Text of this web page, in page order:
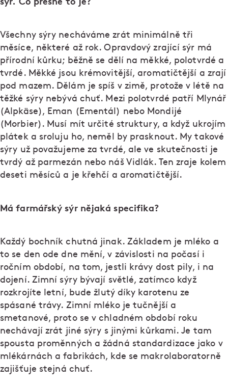
Všechny sýry necháváme zrát minimálně tři
měsíce, některé až rok. Opravdový zrající sýr má
přírodní kůrku; běžně se dělí na měkké, polotvrdé a
tvrdé. Měkké jsou krémovitější, aromatičtější a zrají
pod mazem. Dělám je spíš v zimě, protože v létě na
těžké sýry nebývá chuť. Mezi polotvrdé patří Mlynář
(Alpkäse), Eman (Ementál) nebo Mondijé
(Morbier). Musí mít určité struktury, a když ukrojím
plátek a sroluju ho, neměl by prasknout. My takové
sýry už považujeme za tvrdé, ale ve skutečnosti je
tvrdý až parmezán nebo náš Vidlák. Ten zraje kolem
deseti měsíců a je křehčí a aromatičtější.
Má farmářský sýr nějaká specifika?
Každý bochník chutná jinak. Základem je mléko a
to se den ode dne mění, v závislosti na počasí i
ročním období, na tom, jestli krávy dost pily, i na
dojení. Zimní sýry bývají světlé, zatímco když
rozkrojíte letní, bude žlutý díky karotenu ze
spásané trávy. Zimní mléko je tučnější a
smetanové, proto se v chladném období roku
nechávají zrát jiné sýry s jinými kůrkami. Je tam
spousta proměnných a žádná standardizace jako v
mlékárnách a fabrikách, kde se makrolaboratorně
zajišťuje stejná chuť.